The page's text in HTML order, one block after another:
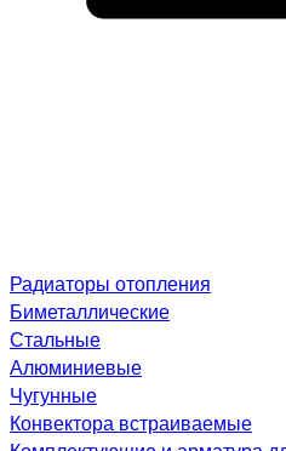
Радиаторы отопления
Биметаллические
Стальные
Алюминиевые
Чугунные
Конвектора встраиваемые